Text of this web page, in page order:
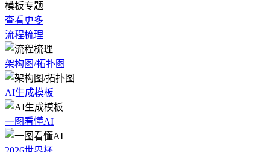
模板专题
查看更多
流程梳理
架构图/拓扑图
AI生成模板
一图看懂AI